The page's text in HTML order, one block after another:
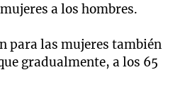
a los hombres.
para las mujeres también
gradualmente, a los 65